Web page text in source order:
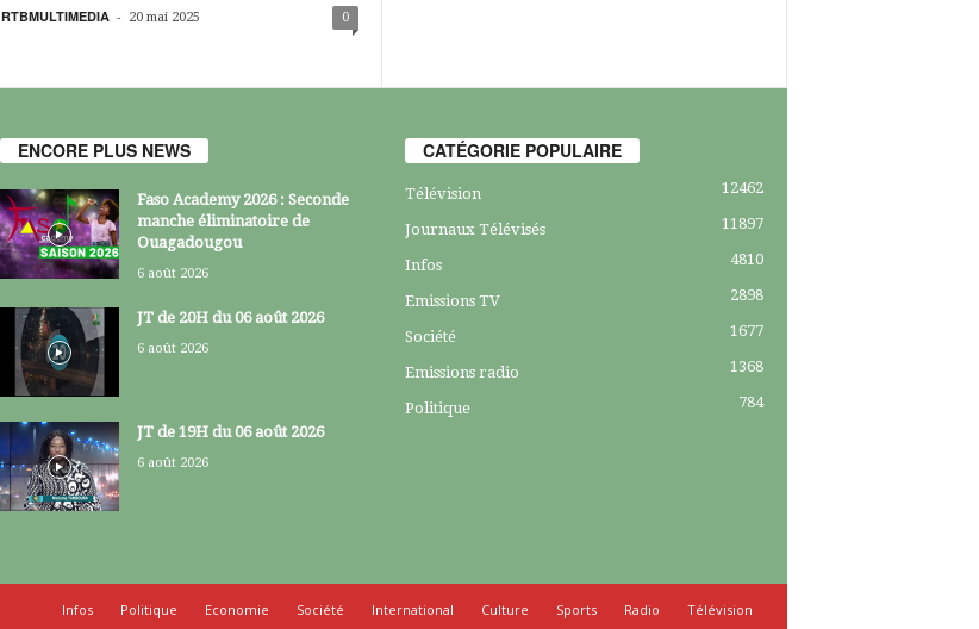
RTBMULTIMEDIA - 20 mai 2025 0
ENCORE PLUS NEWS
Faso Academy 2026 : Seconde
manche éliminatoire de
Ouagadougou
6 août 2026
JT de 20H du 06 août 2026
6 août 2026
JT de 19H du 06 août 2026
6 août 2026
CATÉGORIE POPULAIRE
Télévision 12462
Journaux Télévisés 11897
Infos 4810
Emissions TV 2898
Société 1677
Emissions radio 1368
Politique 784
Infos Politique Economie Société International Culture Sports Radio Télévision